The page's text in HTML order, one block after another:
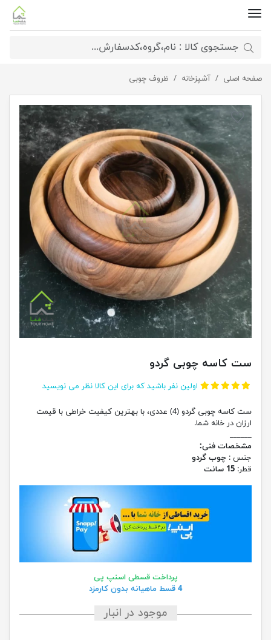
صفحه اصلی آشپزخانه ظروف چوبی ست کاسه چوبی گردو
ست کاسه چوبی گردو
اولین نفر باشید که برای این کالا نظر می نویسید
ست کاسه چوبی گردو (4) عددی، با بهترین کیفیت خراطی با قیمت
ارزان در خانه شما.
______
مشخصات فنی:
جنس : چوب گردو
قطر: 15 سانت
پرداخت قسطی اسنپ پی
4 قسط ماهیانه بدون کارمزد
موجود در انبار